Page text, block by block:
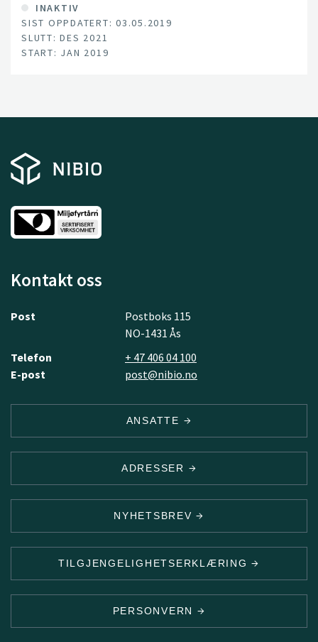
INAKTIV
SIST OPPDATERT: 03.05.2019
SLUTT: DES 2021
START: JAN 2019
Kontakt oss
Post
Postboks 115
NO-1431 Ås
Telefon
+ 47 406 04 100
E-post
post@nibio.no
ANSATTE
ADRESSER
NYHETSBREV
TILGJENGELIGHETSERKLÆRING
PERSONVERN